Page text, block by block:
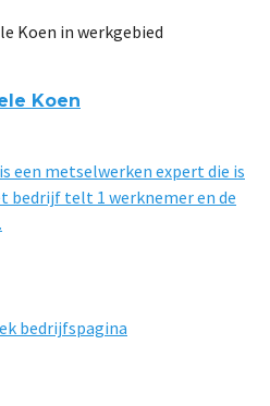
Koen
een metselwerken expert die is
bedrijf telt 1 werknemer en de
bedrijfspagina